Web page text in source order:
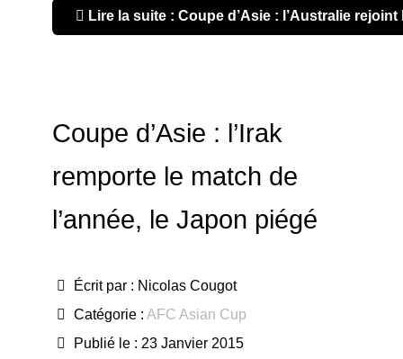
Lire la suite : Coupe d’Asie : l’Australie
Coupe d’Asie : l’Irak
remporte le match de
l’année, le Japon piégé
Écrit par : Nicolas Cougot
Catégorie : AFC Asian Cup
Publié le : 23 Janvier 2015